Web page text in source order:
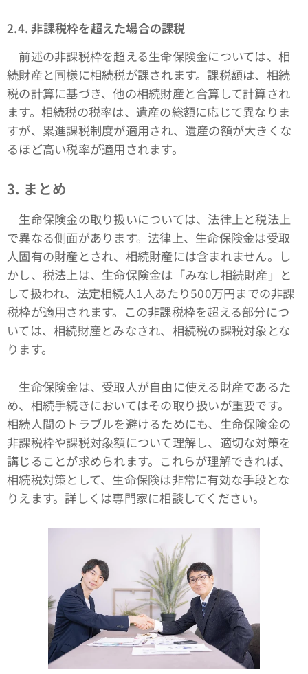
2.4. 非課税枠を超えた場合の課税
前述の非課税枠を超える生命保険金については、相
続財産と同様に相続税が課されます。課税額は、相続
税の計算に基づき、他の相続財産と合算して計算され
ます。相続税の税率は、遺産の総額に応じて異なりま
すが、累進課税制度が適用され、遺産の額が大きくな
るほど高い税率が適用されます。
3. まとめ
生命保険金の取り扱いについては、法律上と税法上
で異なる側面があります。法律上、生命保険金は受取
人固有の財産とされ、相続財産には含まれません。し
かし、税法上は、生命保険金は「みなし相続財産」と
して扱われ、法定相続人1人あたり500万円までの非課
税枠が適用されます。この非課税枠を超える部分につ
いては、相続財産とみなされ、相続税の課税対象とな
ります。
生命保険金は、受取人が自由に使える財産であるた
め、相続手続きにおいてはその取り扱いが重要です。
相続人間のトラブルを避けるためにも、生命保険金の
非課税枠や課税対象額について理解し、適切な対策を
講じることが求められます。これらが理解できれば、
相続税対策として、生命保険は非常に有効な手段とな
りえます。詳しくは専門家に相談してください。